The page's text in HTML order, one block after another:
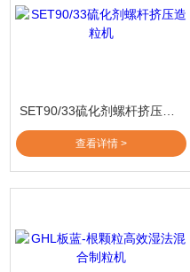
查看详情 >